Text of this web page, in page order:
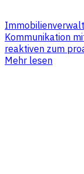
Kommunikation
reaktiven zum
Mehr lesen